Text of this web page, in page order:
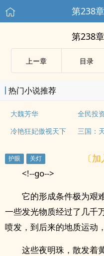
第238
第238
上ー章 目录
热门小说推荐
大魏芳华
冷艳狂妃傲视天下
〔
<!--go-->
它的形成条件极为艰
一些发光物质经过了几千
喷发，到后来的地质运动
这些夜明珠，散发着